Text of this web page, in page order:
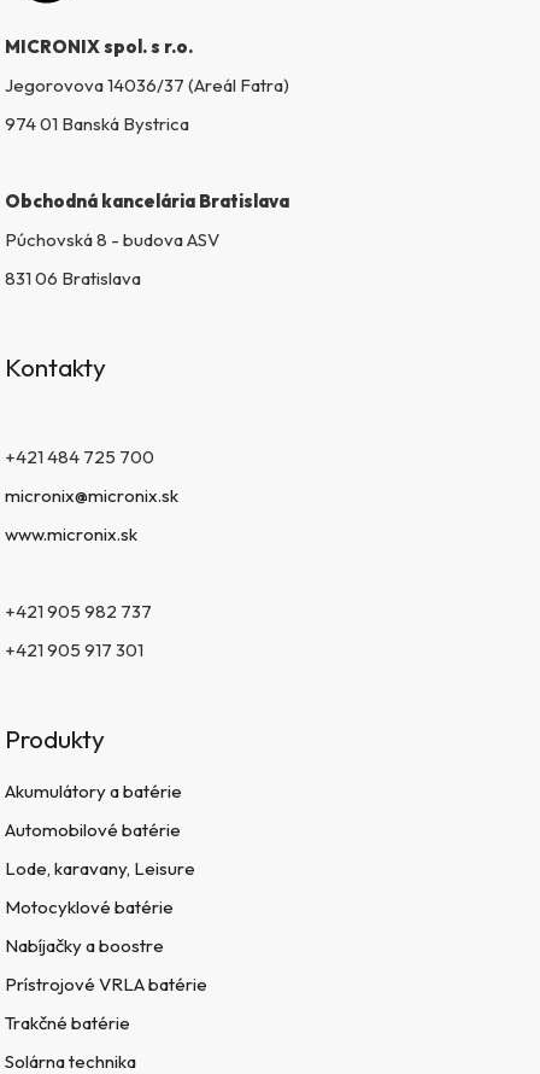
MICRONIX spol. s r.o.
Jegorovova 14036/37 (Areál Fatra)
974 01 Banská Bystrica
Obchodná kancelária Bratislava
Púchovská 8 - budova ASV
831 06 Bratislava
Kontakty
+421 484 725 700
micronix@micronix.sk
www.micronix.sk
+421 905 982 737
+421 905 917 301
Produkty
Akumulátory a batérie
Automobilové batérie
Lode, karavany, Leisure
Motocyklové batérie
Nabíjačky a boostre
Prístrojové VRLA batérie
Trakčné batérie
Solárna technika